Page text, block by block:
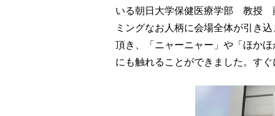
いる朝日大学保健医療学部 教授
ミングなお人柄に会場全体が引き
頂き、「ニャーニャー」や「ほか
にも触れることができました。す